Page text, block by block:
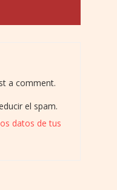
a comment.
el spam.
datos de tus